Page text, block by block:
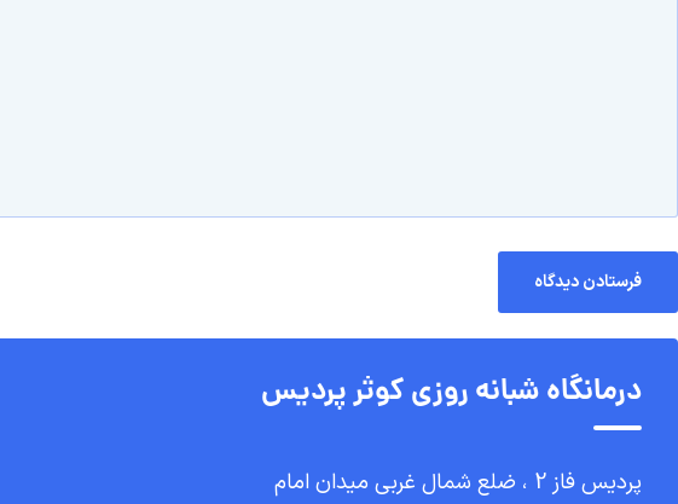
درمانگاه شبانه روزی کوثر پردیس
پردیس فاز 2 ، ضلع شمال غربی میدان امام